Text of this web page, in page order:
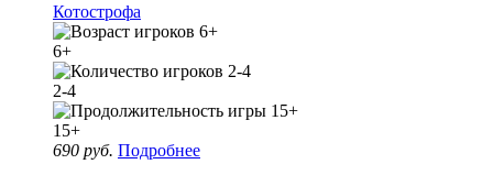
Котострофа
6+
2-4
15+
690 руб. Подробнее